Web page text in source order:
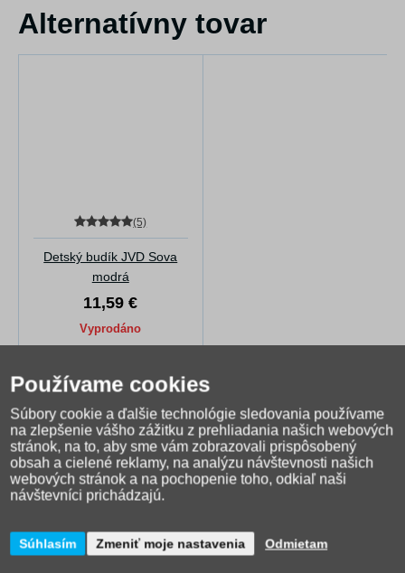
Alternatívny tovar
(5)
Detský budík JVD Sova
modrá
11,59 €
Vyprodáno
Popis produktu Dotaz na predajcu
Detský analógový budík v tvare malej sovy s dobre čitateľným
ciferníkom a osvetlením.
Ďalší popis:
postupné zosilňovanie zvonenie budíka
opakovanie zvonenia každé 4 minúty
čas zobrazujú arabská čísla
Používame cookies
Súbory cookie a ďalšie technológie sledovania používame
na zlepšenie vášho zážitku z prehliadania našich webových
stránok, na to, aby sme vám zobrazovali prispôsobený
obsah a cielené reklamy, na analýzu návštevnosti našich
webových stránok a na pochopenie toho, odkiaľ naši
návštevníci prichádzajú.
Súhlasím Zmeniť moje nastavenia Odmietam